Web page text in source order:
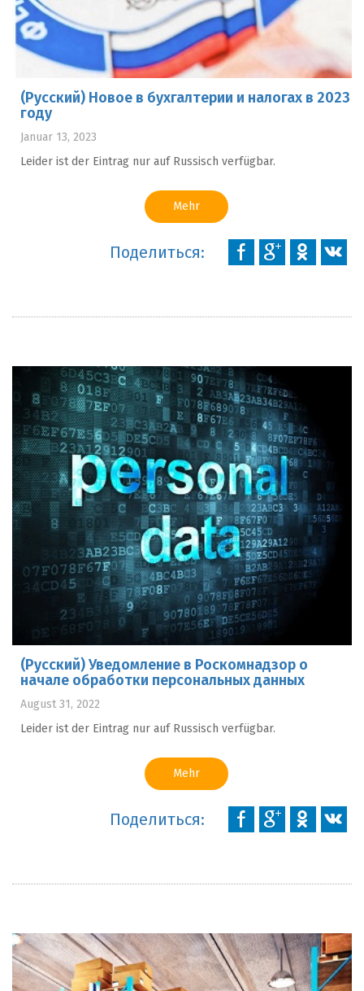
(Русский) Новое в бухгалтерии и налогах в 2023
году
Januar 13, 2023
Leider ist der Eintrag nur auf Russisch verfügbar.
Mehr
Поделиться:
(Русский) Уведомление в Роскомнадзор о
начале обработки персональных данных
August 31, 2022
Leider ist der Eintrag nur auf Russisch verfügbar.
Mehr
Поделиться: